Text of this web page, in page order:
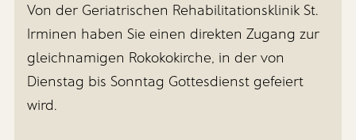
Von der Geriatrischen Rehabilitationsklinik St.
Irminen haben Sie einen direkten Zugang zur
gleichnamigen Rokokokirche, in der von
Dienstag bis Sonntag Gottesdienst gefeiert
wird.